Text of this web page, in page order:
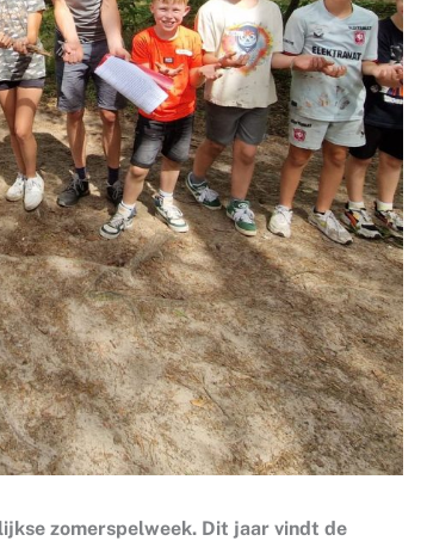
zomerspelweek. Dit jaar vindt de